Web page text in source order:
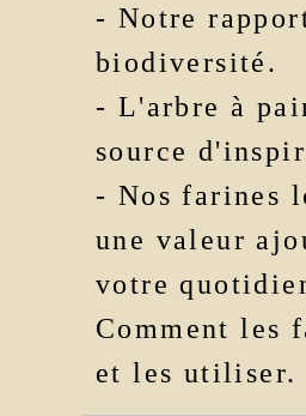
- Notre
biodiversité.
- L'arbre à
source
- Nos farines
une valeur
votre
Comment les
et les utiliser.